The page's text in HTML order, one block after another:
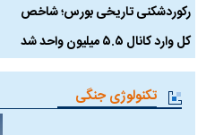
رکوردشکنی تاریخی بورس؛ شاخص
کل وارد کانال ۵.۵ میلیون واحد شد
تکنولوژی جنگی